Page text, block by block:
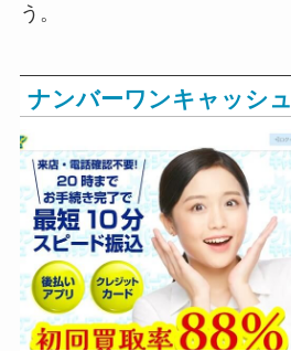
う。
ナンバーワンキャッシュ